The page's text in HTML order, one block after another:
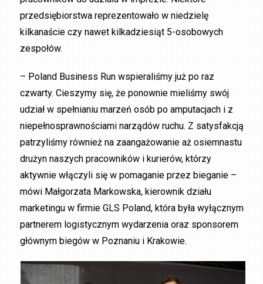
przedsiębiorstwa reprezentowało w niedzielę
kilkanaście czy nawet kilkadziesiąt 5-osobowych
zespołów.
– Poland Business Run wspieraliśmy już po raz
czwarty. Cieszymy się, że ponownie mieliśmy swój
udział w spełnianiu marzeń osób po amputacjach i z
niepełnosprawnościami narządów ruchu. Z satysfakcją
patrzyliśmy również na zaangażowanie aż osiemnastu
drużyn naszych pracowników i kurierów, którzy
aktywnie włączyli się w pomaganie przez bieganie –
mówi Małgorzata Markowska, kierownik działu
marketingu w firmie GLS Poland, która była wyłącznym
partnerem logistycznym wydarzenia oraz sponsorem
głównym biegów w Poznaniu i Krakowie.